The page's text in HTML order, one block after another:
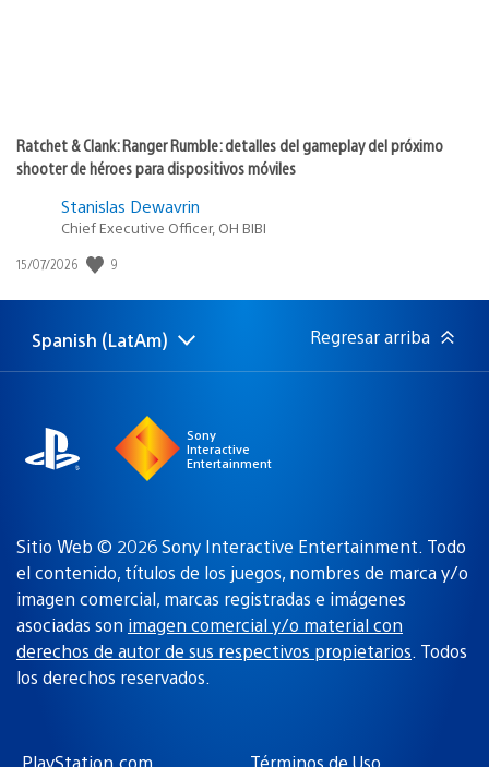
Ratchet & Clank: Ranger Rumble: detalles del gameplay del próximo
shooter de héroes para dispositivos móviles
Stanislas Dewavrin
Chief Executive Officer, OH BIBI
Fecha
publicación:
15/07/2026 9
Elige
Región
Spanish (LatAm) Regresar arriba
Sony
Interactive
Entertainment
Sitio Web © 2026 Sony Interactive Entertainment. Todo
el contenido, títulos de los juegos, nombres de marca y/o
imagen comercial, marcas registradas e imágenes
asociadas son imagen comercial y/o material con
derechos de autor de sus respectivos propietarios. Todos
los derechos reservados.
PlayStation.com Términos de Uso